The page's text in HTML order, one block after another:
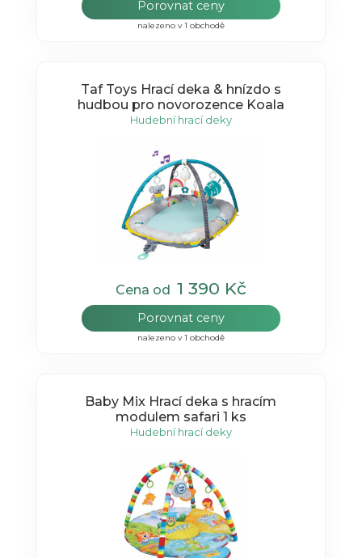
Porovnat ceny
nalezeno v 1 obchodě
Taf Toys Hrací deka & hnízdo s
hudbou pro novorozence Koala
Hudební hrací deky
Cena od 1 390 Kč
Porovnat ceny
nalezeno v 1 obchodě
Baby Mix Hrací deka s hracím
modulem safari 1 ks
Hudební hrací deky